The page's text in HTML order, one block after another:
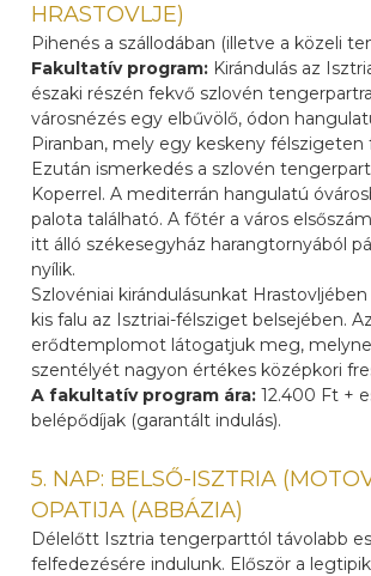
HRASTOVLJE)
Pihenés a szállodában (illetve a közeli
Fakultatív program: Kirándulás az
északi részén fekvő szlovén
városnézés egy elbűvölő, ódon
Piranban, mely egy keskeny félszigeten
Ezután ismerkedés a szlovén
Koperrel. A mediterrán hangulatú
palota található. A főtér a város
itt álló székesegyház harangtornyából
nyílik.
Szlovéniai kirándulásunkat
kis falu az Isztriai-félsziget belsejében.
erődtemplomot látogatjuk meg,
szentélyét nagyon értékes középkori
A fakultatív program ára:12.400 Ft +
belépődíjak (garantált indulás).
5. NAP: BELSŐ-ISZTRIA
OPATIJA (ABBÁZIA)
Délelőtt Isztria tengerparttól távolabb
felfedezésére indulunk. Először a